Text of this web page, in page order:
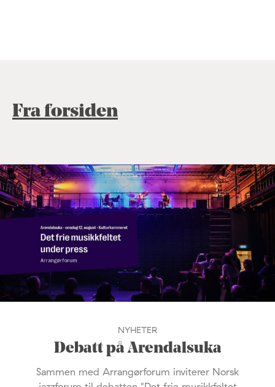
Fra forsiden
NYHETER
Debatt på Arendalsuka
Sammen med Arrangørforum inviterer Norsk